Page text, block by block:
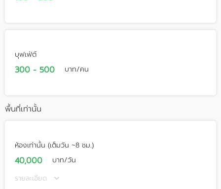
บุฟเฟ่ต์
300 - 500 บาท/คน
พื้นที่เท่านั้น
ห้องเท่านั้น (เต็มวัน ~8 ชม.)
40,000
บาท/วัน
รายละเอียด